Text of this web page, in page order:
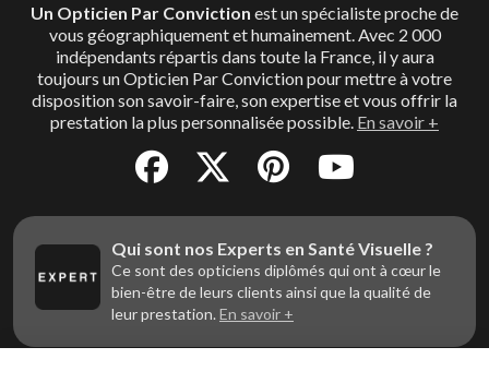
Un Opticien Par Conviction est un spécialiste proche de
vous géographiquement et humainement. Avec 2 000
indépendants répartis dans toute la France, il y aura
toujours un Opticien Par Conviction pour mettre à votre
disposition son savoir-faire, son expertise et vous offrir la
prestation la plus personnalisée possible. En savoir +
Qui sont nos Experts en Santé Visuelle ?
Ce sont des opticiens diplômés qui ont à cœur le
bien-être de leurs clients ainsi que la qualité de
leur prestation.En savoir +